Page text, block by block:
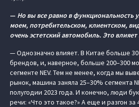
— Но вы все равно в функциональность
моем, потребительском, клиентском,
очень эстетский автомобиль. Это
— Однозначно влияет. В Китае больше
брендов, и, наверное, больше 200–300
сегменте NEV. Тем не менее, когда мы
рынок, машина заняла 25–30% сегмента
полугодии 2023 года. И конечно, люди
речи: «Что это такое?» А еще и разгон